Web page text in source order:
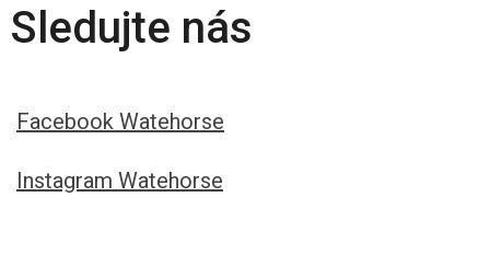
Sledujte nás
Facebook Watehorse
Instagram Watehorse